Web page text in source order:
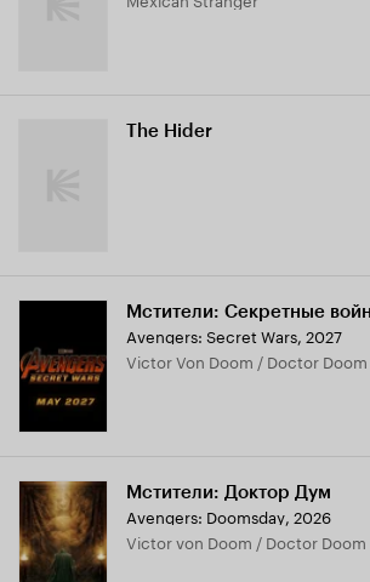
The Hider
Мстители: Секретные
Avengers: Secret Wars, 2027
Victor Von Doom / Doctor Doom
Мстители: Доктор Дум
Avengers: Doomsday, 2026
Victor von Doom / Doctor Doom